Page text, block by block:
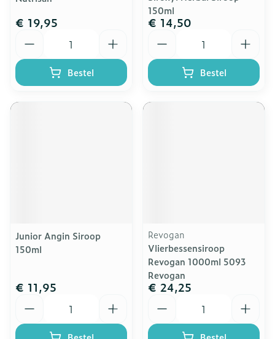
€ 19,95
Bestel
150ml
€ 14,50
Bestel
Junior Angin Siroop
150ml
€ 11,95
Revogan
Vlierbessensiroop
Revogan 1000ml 5093
Revogan
€ 24,25